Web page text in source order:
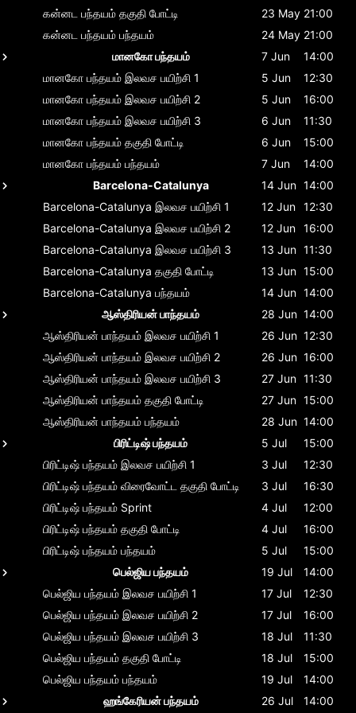
கன்னட பந்தயம் தகுதி போட்டி 23 May 21:00
கன்னட பந்தயம் பந்தயம் 24 May 21:00
மானகோ பந்தயம்
7 Jun
14:00
மானகோ பந்தயம் இலவச பயிற்சி 1 5 Jun
12:30
மானகோ பந்தயம் இலவச பயிற்சி 2 5 Jun
16:00
மானகோ பந்தயம் இலவச பயிற்சி 3 6 Jun
11:30
மானகோ பந்தயம் தகுதி போட்டி 6 Jun
15:00
மானகோ பந்தயம் பந்தயம் 7 Jun
14:00
Barcelona-Catalunya
14 Jun 14:00
Barcelona-Catalunya இலவச பயிற்சி 1 12 Jun 12:30
Barcelona-Catalunya இலவச பயிற்சி 2 12 Jun 16:00
Barcelona-Catalunya இலவச பயிற்சி 3 13 Jun 11:30
Barcelona-Catalunya தகுதி போட்டி 13 Jun 15:00
Barcelona-Catalunya பந்தயம் 14 Jun 14:00
ஆஸ்திரியன் பாந்தயம்
28 Jun 14:00
ஆஸ்திரியன் பாந்தயம் இலவச பயிற்சி 1 26 Jun 12:30
ஆஸ்திரியன் பாந்தயம் இலவச பயிற்சி 2 26 Jun 16:00
ஆஸ்திரியன் பாந்தயம் இலவச பயிற்சி 3 27 Jun 11:30
ஆஸ்திரியன் பாந்தயம் தகுதி போட்டி 27 Jun 15:00
ஆஸ்திரியன் பாந்தயம் பந்தயம் 28 Jun 14:00
பிரிட்டிஷ் பந்தயம்
5 Jul
15:00
பிரிட்டிஷ் பந்தயம் இலவச பயிற்சி 1 3 Jul
12:30
பிரிட்டிஷ் பந்தயம் விரைவோட்ட தகுதி போட்டி 3 Jul
16:30
பிரிட்டிஷ் பந்தயம் Sprint 4 Jul
12:00
பிரிட்டிஷ் பந்தயம் தகுதி போட்டி 4 Jul
16:00
பிரிட்டிஷ் பந்தயம் பந்தயம் 5 Jul
15:00
பெல்ஜிய பந்தயம்
19 Jul
14:00
பெல்ஜிய பந்தயம் இலவச பயிற்சி 1 17 Jul
12:30
பெல்ஜிய பந்தயம் இலவச பயிற்சி 2 17 Jul
16:00
பெல்ஜிய பந்தயம் இலவச பயிற்சி 3 18 Jul
11:30
பெல்ஜிய பந்தயம் தகுதி போட்டி 18 Jul
15:00
பெல்ஜிய பந்தயம் பந்தயம் 19 Jul
14:00
ஹங்கேரியன் பந்தயம்
26 Jul 14:00